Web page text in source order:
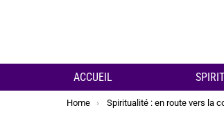
ACCUEIL
You are here:
Home Spiritualité : en route vers la